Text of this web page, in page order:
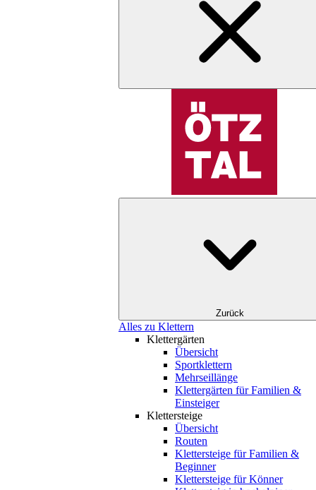
Zurück
Alles zu Klettern
Klettergärten
Übersicht
Sportklettern
Mehrseillänge
Klettergärten für Familien &
Einsteiger
Klettersteige
Übersicht
Routen
Klettersteige für Familien &
Beginner
Klettersteige für Könner